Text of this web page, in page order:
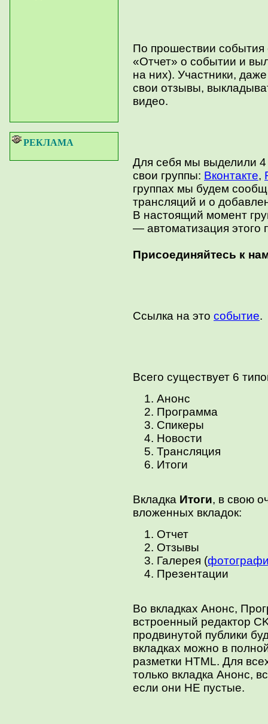
РЕКЛАМА
По прошествии события
«Отчет» о событии и
на них). Участники,
свои отзывы,
видео.
Для себя мы выделили 4
свои группы: Вконтакте,
группах мы будем
трансляций и о
В настоящий момент
— автоматизация этого
Присоединяйтесь к
Ссылка на это событие.
Всего существует 6
Анонс
Программа
Спикеры
Новости
Трансляция
Итоги
Вкладка Итоги, в свою
вложенных вкладок:
Отчет
Отзывы
Галерея (
Презентации
Во вкладках Анонс,
встроенный редактор
продвинутой публики
вкладках можно в
разметки HTML. Для
только вкладка Анонс,
если они НЕ пустые.